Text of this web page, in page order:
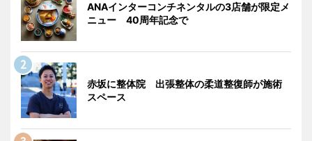
ANAインターコンチネンタルの3店舗が限定メ
ニュー 40周年記念で
赤坂に整体院 出張整体の柔道整復師が施術
スペース